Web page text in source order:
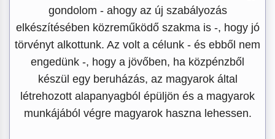
gondolom - ahogy az új szabályozás
elkészítésében közreműködő szakma is -, hogy jó
törvényt alkottunk. Az volt a célunk - és ebből nem
engedünk -, hogy a jövőben, ha közpénzből
készül egy beruházás, az magyarok által
létrehozott alapanyagból épüljön és a magyarok
munkájából végre magyarok haszna lehessen.